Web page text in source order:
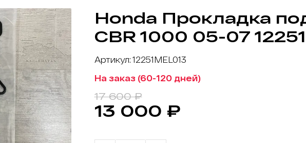
Honda Прокладка
CBR 1000 05-07
Артикул: 12251MEL013
На заказ (60-120 дней)
17 600 ₽
13 000 ₽